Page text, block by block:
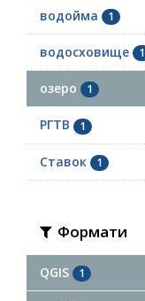
водойма 1
водосховище 1
озеро 1
РГТВ 1
Ставок 1
Формати
QGIS 1